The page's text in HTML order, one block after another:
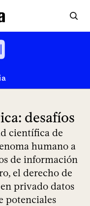
desafíos
científica de
humano a
de información
el derecho de
privado datos
potenciales